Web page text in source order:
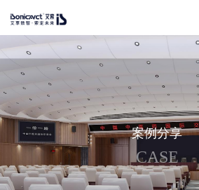
案例分享
CASE